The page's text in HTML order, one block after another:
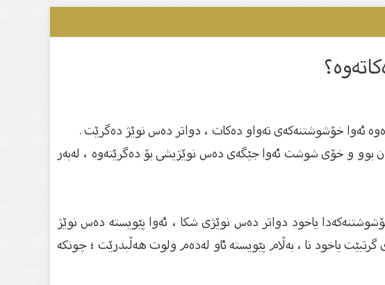
ئەوا خۆشوشتنەکەی تەواو دەکات ، دواتر دەس نوێژ دەگرێت .
بوو و خۆی شوشت ئەوا جێگەی دەس نوێژیشی بۆ دەگرێتەوە ، لەبەر
یاخود دواتر دەس نوێژی شکا ، ئەوا پێویستە دەس نوێژ
یاخود نا ، بەڵام پێویستە ئاو لەدەم ولوت هەڵبدرێت ؛ چونکە